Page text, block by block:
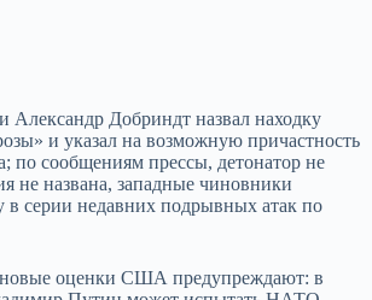
Добриндт назвал находку
и указал на возможную причастность
по сообщениям прессы, детонатор не
не названа, западные чиновники
в серии недавних подрывных атак по
оценки США предупреждают: в